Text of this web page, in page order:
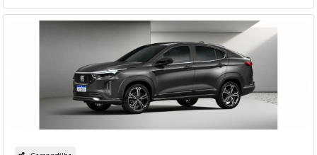
Compartilhe